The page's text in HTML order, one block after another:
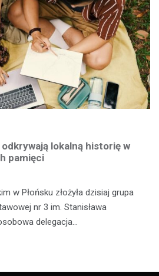
lokalną historię w
pamięci
w Płońsku złożyła dzisiaj grupa
nr 3 im. Stanisława
delegacja…